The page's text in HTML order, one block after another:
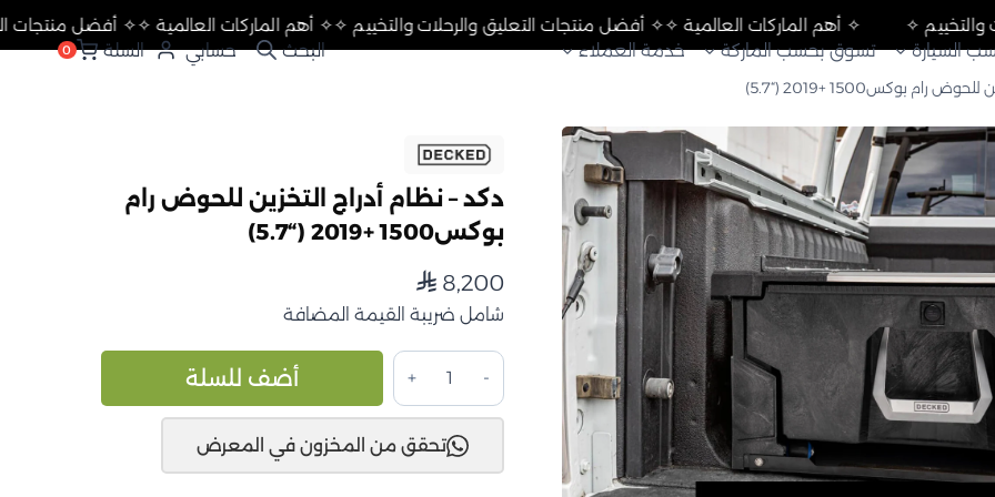
السيارة تسوق بحسب الماركة خدمة العملاء حسابي السلة 0
✧ أهم الماركات✧ أفضل منتجات التعليق والرحلات والتخييم ✧✧ أهم الماركات العالمية ✧ التعليق والرحلات والتخييم ✧
رام بوكس1500 +2019 (“5.7)
دكد – نظام أدراج التخزين للحوض رام
بوكس1500 +2019 (“5.7)
⃁ 8,200
شامل ضريبة القيمة المضافة
كمية
دكد
–
نظام
أدراج
أضف للسلة
تحقق من المخزون في المعرض